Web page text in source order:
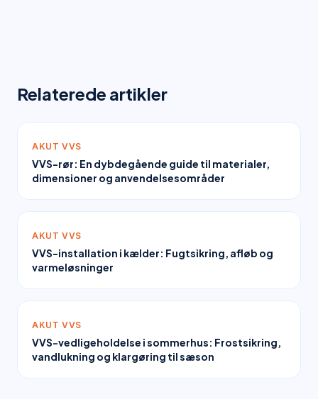
Relaterede artikler
AKUT VVS
VVS-rør: En dybdegående guide til materialer,
dimensioner og anvendelsesområder
AKUT VVS
VVS-installation i kælder: Fugtsikring, afløb og
varmeløsninger
AKUT VVS
VVS-vedligeholdelse i sommerhus: Frostsikring,
vandlukning og klargøring til sæson